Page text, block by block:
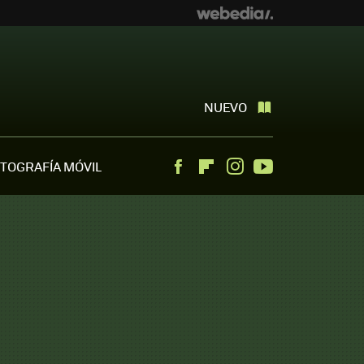
NUEVO
MÓVIL FacebookFlipboardInstagram